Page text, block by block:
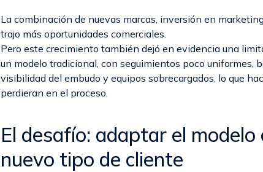
La combinación de nuevas marcas, inversión en
trajo más oportunidades comerciales.
Pero este crecimiento también dejó en evidencia una
un modelo tradicional, con seguimientos poco uniformes,
visibilidad del embudo y equipos sobrecargados, lo que
perdieran en el proceso.
El desafío: adaptar el modelo
nuevo tipo de cliente